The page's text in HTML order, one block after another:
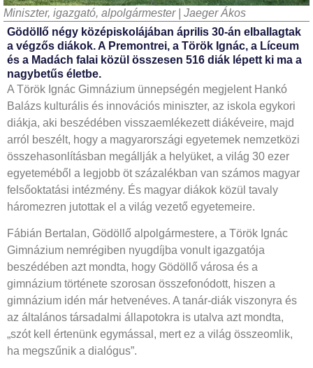
Miniszter, igazgató, alpolgármester | Jaeger Ákos
Gödöllő négy középiskolájában április 30-án elballagtak
a végzős diákok. A Premontrei, a Török Ignác, a Líceum
és a Madách falai közül összesen 516 diák lépett ki ma a
nagybetűs életbe.
A Török Ignác Gimnázium ünnepségén megjelent Hankó
Balázs kulturális és innovációs miniszter, az iskola egykori
diákja, aki beszédében visszaemlékezett diákéveire, majd
arról beszélt, hogy a magyarországi egyetemek nemzetközi
összehasonlításban megállják a helyüket, a világ 30 ezer
egyeteméből a legjobb öt százalékban van számos magyar
felsőoktatási intézmény. És magyar diákok közül tavaly
háromezren jutottak el a világ vezető egyetemeire.
Fábián Bertalan, Gödöllő alpolgármestere, a Török Ignác
Gimnázium nemrégiben nyugdíjba vonult igazgatója
beszédében azt mondta, hogy Gödöllő városa és a
gimnázium története szorosan összefonódott, hiszen a
gimnázium idén már hetvenéves. A tanár-diák viszonyra és
az általános társadalmi állapotokra is utalva azt mondta,
„szót kell értenünk egymással, mert ez a világ összeomlik,
ha megszűnik a dialógus”.